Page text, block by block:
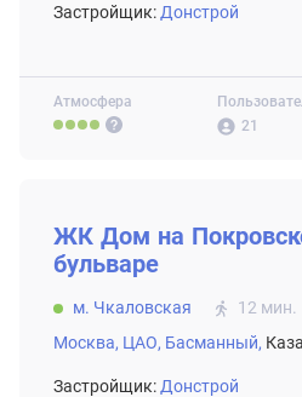
Атмосфера
21
Застройщик: Донстрой
ЖК Дом на
бульваре
м. Чкаловская
12 мин.
Москва, ЦАО, Басманный,
Застройщик: Донстрой